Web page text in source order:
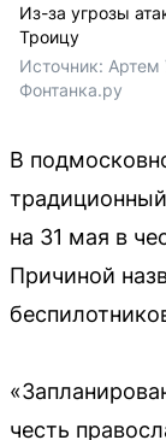
Из-за угрозы
Троицу
Источник: Артем
Фонтанка.ру
В
на 31 мая в
Причиной
честь